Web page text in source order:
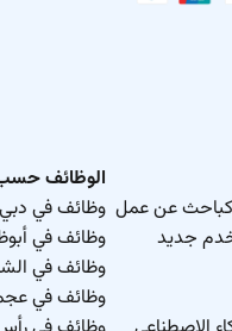
عن عمل
جديد
الوظائف
وظائف في دبي
وظائف في
وظائف في
وظائف في